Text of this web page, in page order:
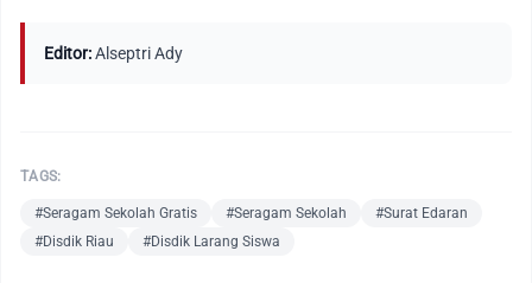
Editor:Alseptri Ady
TAGS:
#Seragam Sekolah Gratis #Seragam Sekolah
#Surat Edaran
#Disdik Riau
#Disdik Larang Siswa